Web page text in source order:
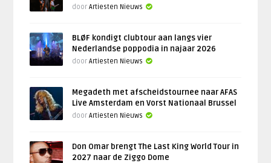
doorArtiesten Nieuws
BLØF kondigt clubtour aan langs vier
Nederlandse poppodia in najaar 2026
doorArtiesten Nieuws
Megadeth met afscheidstournee naar AFAS
Live Amsterdam en Vorst Nationaal Brussel
doorArtiesten Nieuws
Don Omar brengt The Last King World Tour in
2027 naar de Ziggo Dome